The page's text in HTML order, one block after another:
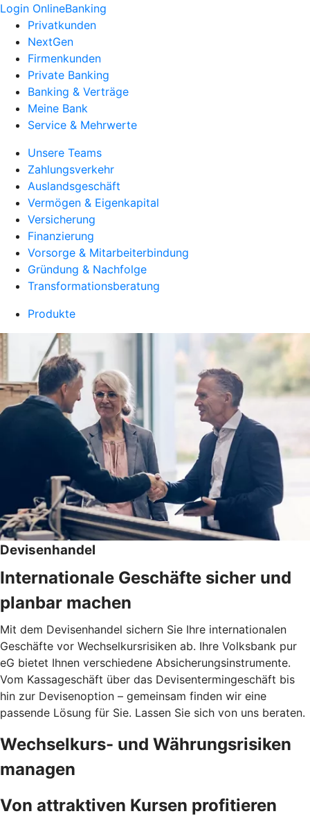
Login OnlineBanking
Privatkunden
NextGen
Firmenkunden
Private Banking
Banking & Verträge
Meine Bank
Service & Mehrwerte
Unsere Teams
Zahlungsverkehr
Auslandsgeschäft
Vermögen & Eigenkapital
Versicherung
Finanzierung
Vorsorge & Mitarbeiterbindung
Gründung & Nachfolge
Transformationsberatung
Produkte
Devisenhandel
Internationale Geschäfte sicher und
planbar machen
Mit dem Devisenhandel sichern Sie Ihre internationalen
Geschäfte vor Wechselkursrisiken ab. Ihre Volksbank pur
eG bietet Ihnen verschiedene Absicherungsinstrumente.
Vom Kassageschäft über das Devisentermingeschäft bis
hin zur Devisenoption – gemeinsam finden wir eine
passende Lösung für Sie. Lassen Sie sich von uns beraten.
Wechselkurs- und Währungsrisiken
managen
Von attraktiven Kursen profitieren